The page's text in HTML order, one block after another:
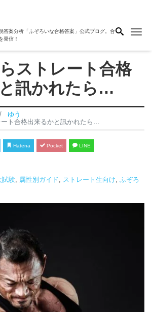
答案分析「ふぞろいな合格答案」公式ブログ。合
発信！
ストレート合格
訊かれたら…
ゆう
ート合格出来るかと訊かれたら…
Hatena Pocket LINE
試験 属性別ガイド ストレート生向け ふぞろ